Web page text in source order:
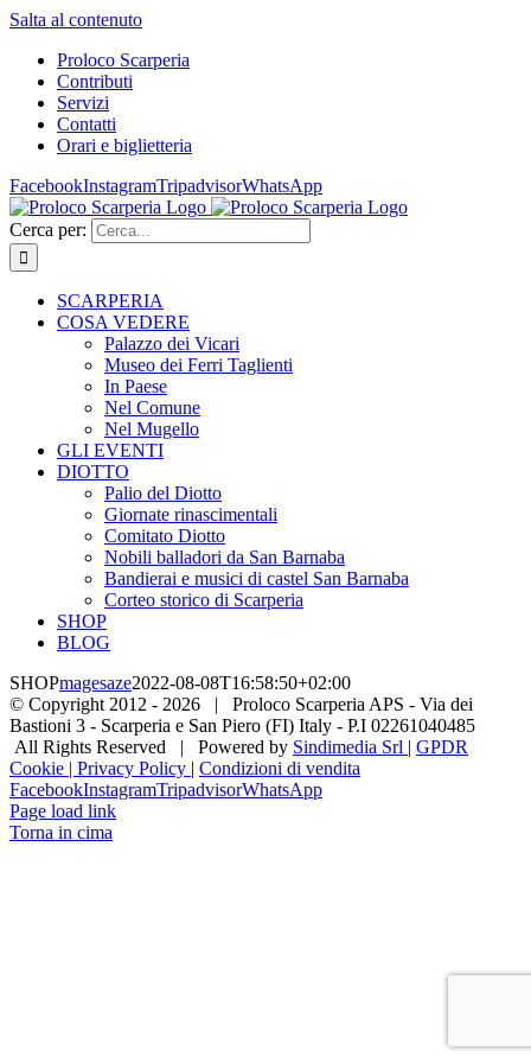
Salta al contenuto
Proloco Scarperia
Contributi
Servizi
Contatti
Orari e biglietteria
FacebookInstagramTripadvisorWhatsApp
Cerca per:
SCARPERIA
COSA VEDERE
Palazzo dei Vicari
Museo dei Ferri Taglienti
In Paese
Nel Comune
Nel Mugello
GLI EVENTI
DIOTTO
Palio del Diotto
Giornate rinascimentali
Comitato Diotto
Nobili balladori da San Barnaba
Bandierai e musici di castel San Barnaba
Corteo storico di Scarperia
SHOP
BLOG
SHOPmagesaze2022-08-08T16:58:50+02:00
© Copyright 2012 - 2026 | Proloco Scarperia APS - Via dei
Bastioni 3 - Scarperia e San Piero (FI) Italy - P.I 02261040485
All Rights Reserved | Powered by Sindimedia Srl | GPDR
Cookie | Privacy Policy | Condizioni di vendita
FacebookInstagramTripadvisorWhatsApp
Page load link
Torna in cima